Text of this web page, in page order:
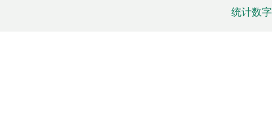
统计数字